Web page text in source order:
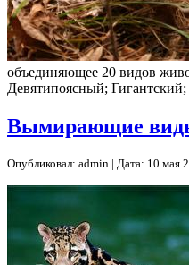
объединяющее 20 видов
Девятипоясный;
Вымирающие
Опубликовал: admin | Дата: 10 мая